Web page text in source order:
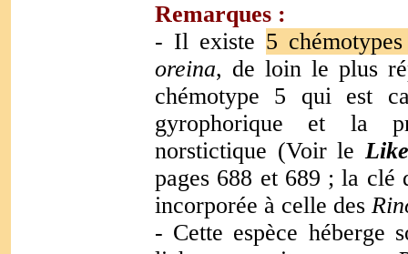
Remarques :
- Il existe 5
oreina, de loin le plus
chémotype 5 qui est
gyrophorique et la
norstictique (Voir le
pages 688 et 689 ; la clé
incorporée à celle des
- Cette espèce héberge